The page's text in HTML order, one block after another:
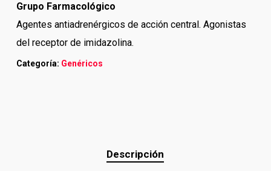
Grupo Farmacológico
Agentes antiadrenérgicos de acción central. Agonistas
del receptor de imidazolina.
Categoría: Genéricos
Descripción